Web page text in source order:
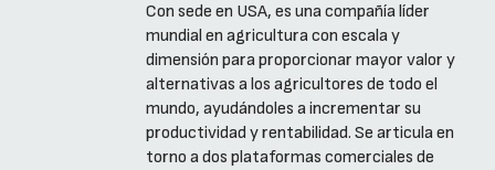
Con sede en USA, es una compañía líder
mundial en agricultura con escala y
dimensión para proporcionar mayor valor y
alternativas a los agricultores de todo el
mundo, ayudándoles a incrementar su
productividad y rentabilidad. Se articula en
torno a dos plataformas comerciales de